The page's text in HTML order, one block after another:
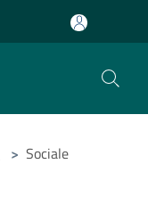
> Sociale